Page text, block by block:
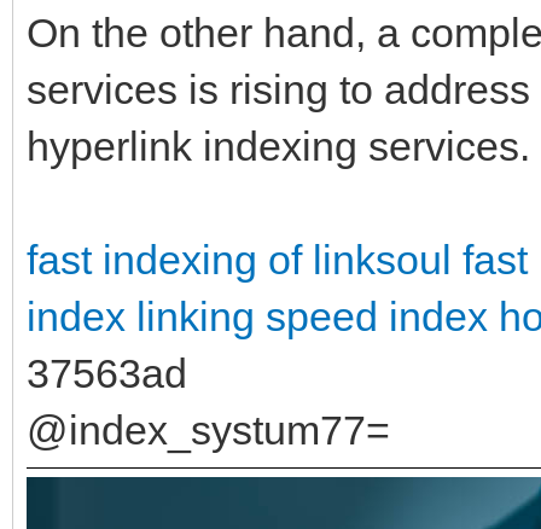
On the other hand, a
services is rising to
hyperlink indexing services.
fast indexing of linksoul fast
index linking speed index
37563ad
@index_systum77=